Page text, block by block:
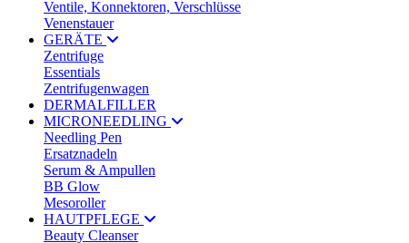
Ventile, Konnektoren, Verschlüsse
Venenstauer
GERÄTE
Zentrifuge
Essentials
Zentrifugenwagen
DERMALFILLER
MICRONEEDLING
Needling Pen
Ersatznadeln
Serum & Ampullen
BB Glow
Mesoroller
HAUTPFLEGE
Beauty Cleanser